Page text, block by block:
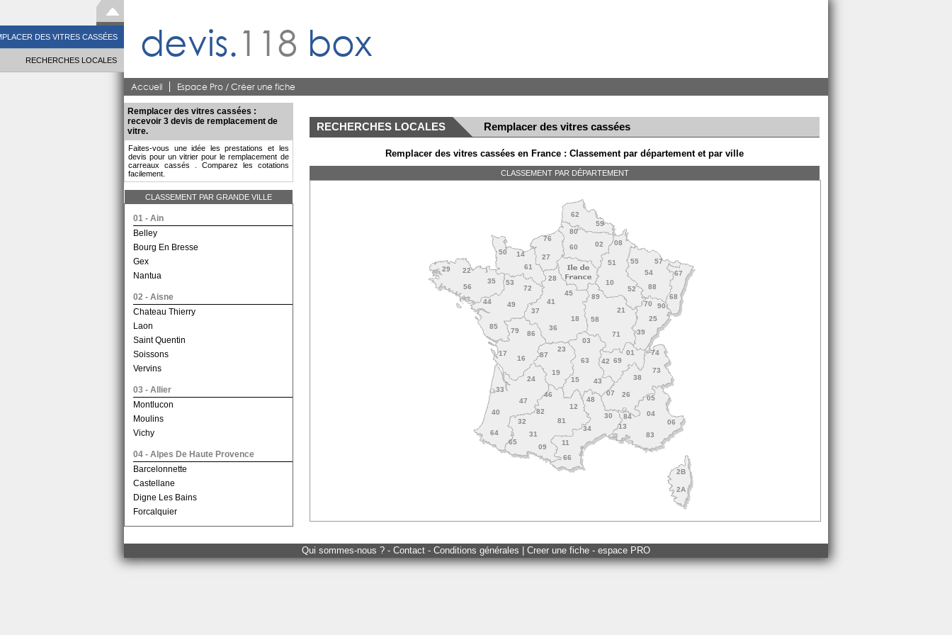
devis.118 box
Accueil Espace Pro / Créer une fiche
DES VITRES CASSÉES
RECHERCHES LOCALES
Remplacer des vitres cassées :
recevoir 3 devis de remplacement de
vitre.
Faites-vous une idée les prestations et les
devis pour un vitrier pour le remplacement de
carreaux cassés . Comparez les cotations
facilement.
CLASSEMENT PAR GRANDE VILLE
01 - Ain
Belley
Bourg En Bresse
Gex
Nantua
02 - Aisne
Chateau Thierry
Laon
Saint Quentin
Soissons
Vervins
03 - Allier
Montlucon
Moulins
Vichy
04 - Alpes De Haute Provence
Barcelonnette
Castellane
Digne Les Bains
Forcalquier
Gap
RECHERCHES LOCALES Remplacer des vitres cassées
Remplacer des vitres cassées en France : Classement par département et par ville
CLASSEMENT PAR DÉPARTEMENT
01
02
03
04
05
06
07
08
09
10
11
12
13
14
15
16
17
18
19
2A
2B
21
22
23
24
25
26
27
28
29
30
31
32
33
34
35
36
37
38
39
40
41
42
43
44
45
46
47
48
49
50
51
52
53
54
55
56
57
58
59
60
61
62
63
64
65
66
67
68
69
70
71
72
73
74
76
79
80
81
82
83
84
85
86
87
88
89
90
Qui sommes-nous ? - Contact - Conditions générales Creer une fiche - espace PRO